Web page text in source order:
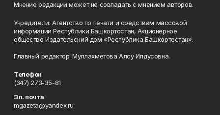
Мнение редакции может не совпадать с мнением авторов.
Учредители: Агентство по печати и средствам массовой
информации Республики Башкортостан, Акционерное
общество Издательский дом «Республика Башкортостан».
Главный редактор: Муллахметова Алсу Илдусовна.
Телефон
(347) 273-35-81
Эл. почта
mgazeta@yandex.ru